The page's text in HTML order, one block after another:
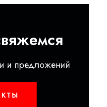
и предложений